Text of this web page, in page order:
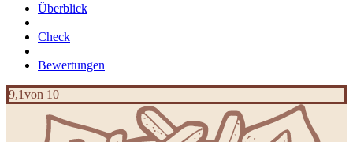
Überblick
|
Check
|
Bewertungen
9,1von 10